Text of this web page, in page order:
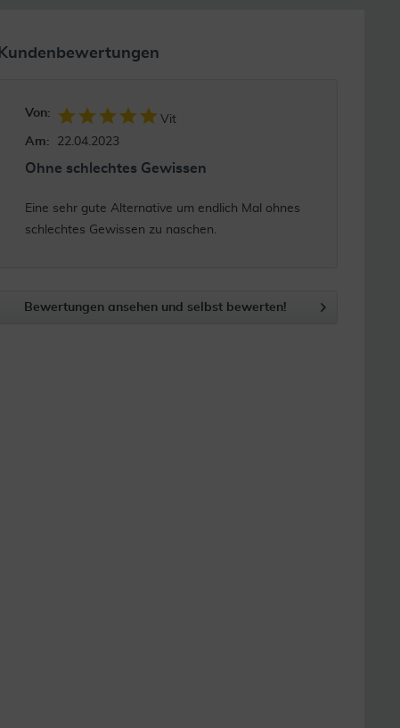
Kundenbewertungen
Von:
Vit
Am:
22.04.2023
Ohne schlechtes Gewissen
Eine sehr gute Alternative um endlich Mal ohnes
schlechtes Gewissen zu naschen.
Bewertungen ansehen und selbst bewerten!